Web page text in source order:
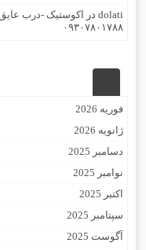
dolati در
۰۹۳۰۷۸۰۱۷۸۸
فوریه 2026
ژانویه 2026
دسامبر 2025
نوامبر 2025
اکتبر 2025
سپتامبر 2025
آگوست 2025